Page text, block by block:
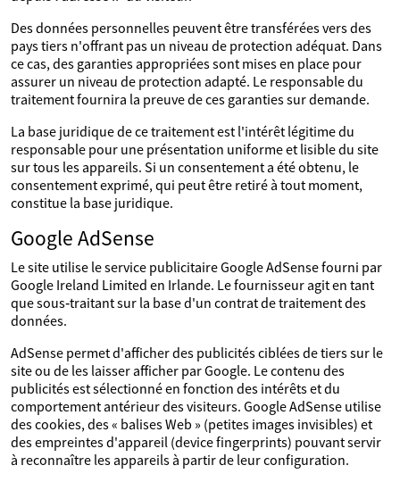
Des données personnelles peuvent être transférées vers des
pays tiers n'offrant pas un niveau de protection adéquat. Dans
ce cas, des garanties appropriées sont mises en place pour
assurer un niveau de protection adapté. Le responsable du
traitement fournira la preuve de ces garanties sur demande.
La base juridique de ce traitement est l'intérêt légitime du
responsable pour une présentation uniforme et lisible du site
sur tous les appareils. Si un consentement a été obtenu, le
consentement exprimé, qui peut être retiré à tout moment,
constitue la base juridique.
Google AdSense
Le site utilise le service publicitaire Google AdSense fourni par
Google Ireland Limited en Irlande. Le fournisseur agit en tant
que sous‑traitant sur la base d'un contrat de traitement des
données.
AdSense permet d'afficher des publicités ciblées de tiers sur le
site ou de les laisser afficher par Google. Le contenu des
publicités est sélectionné en fonction des intérêts et du
comportement antérieur des visiteurs. Google AdSense utilise
des cookies, des « balises Web » (petites images invisibles) et
des empreintes d'appareil (device fingerprints) pouvant servir
à reconnaître les appareils à partir de leur configuration.